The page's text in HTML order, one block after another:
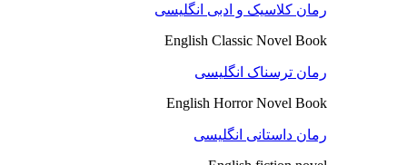
رمان کلاسیک و ادبی انگلیسی
English Classic Novel Book
رمان ترسناک انگلیسی
English Horror Novel Book
رمان داستانی انگلیسی